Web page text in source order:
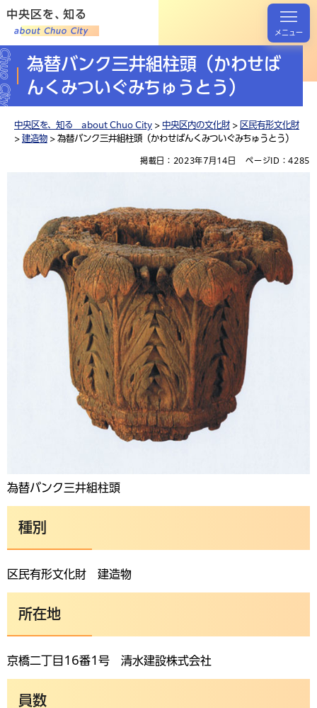
メニュー
為替バンク三井組柱頭（かわせば
んくみついぐみちゅうとう）
中央区を、知る about Chuo City > 中央区内の文化財 > 区民有形文化財
> 建造物 > 為替バンク三井組柱頭（かわせばんくみついぐみちゅうとう）
掲載日：2023年7月14日 ページID：4285
為替バンク三井組柱頭
種別
区民有形文化財 建造物
所在地
京橋二丁目16番1号 清水建設株式会社
員数